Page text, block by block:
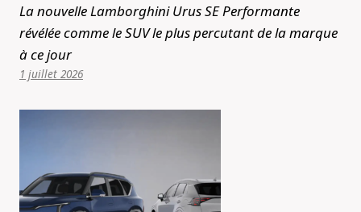
La nouvelle Lamborghini Urus SE Performante
révélée comme le SUV le plus percutant de la marque
à ce jour
1 juillet 2026